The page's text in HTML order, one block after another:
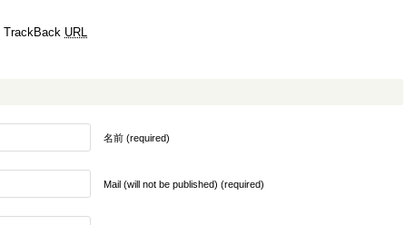
TrackBack URL
名前 (required)
Mail (will not be published) (required)